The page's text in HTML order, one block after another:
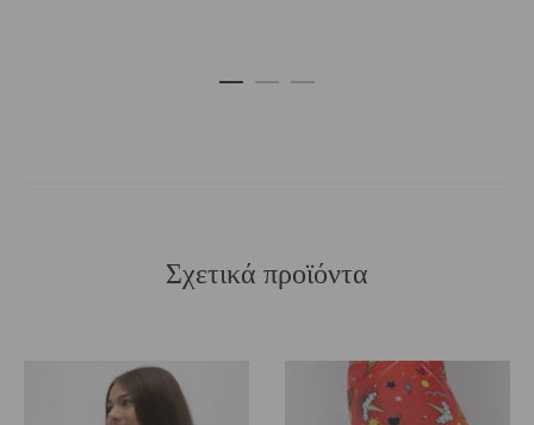
€35,00.
Σχετικά προϊόντα